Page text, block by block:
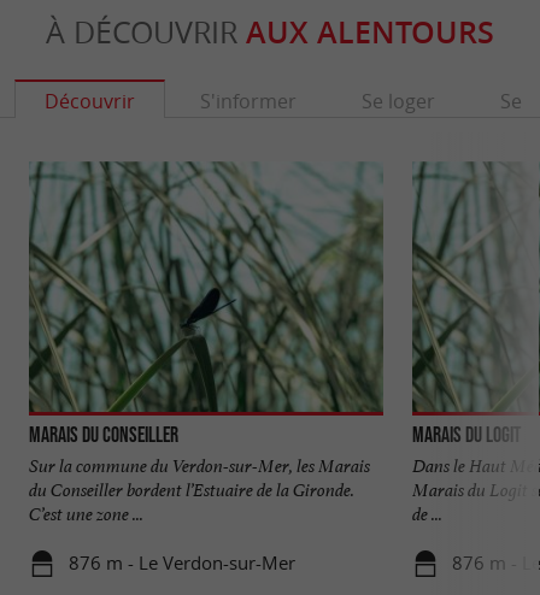
À DÉCOUVRIR AUX ALENTOURS
Découvrir S'informer Se loger Se
Marais du Conseiller
Sur la commune du Verdon-sur-Mer, les Marais
du Conseiller bordent l’Estuaire de la Gironde.
C’est une zone ...
876 m - Le Verdon-sur-Mer
Marais du Logit
Dans le Haut
Marais du Logit
de ...
876 m -